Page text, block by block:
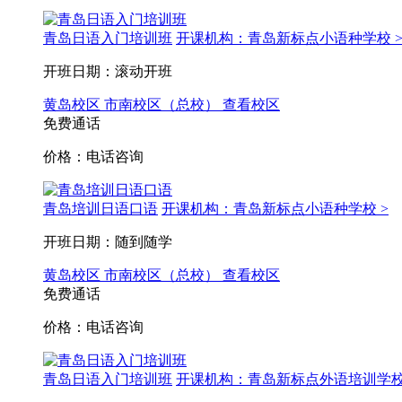
青岛日语入门培训班 开课机构：青岛新标点小语种学校 >
开班日期：滚动开班
黄岛校区 市南校区（总校）
查看校区
免费通话
价格：电话咨询
青岛培训日语口语 开课机构：青岛新标点小语种学校 >
开班日期：随到随学
黄岛校区 市南校区（总校）
查看校区
免费通话
价格：电话咨询
青岛日语入门培训班 开课机构：青岛新标点外语培训学